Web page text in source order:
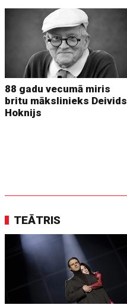
88 gadu vecumā miris
britu mākslinieks Deivids
Hoknijs
TEĀTRIS